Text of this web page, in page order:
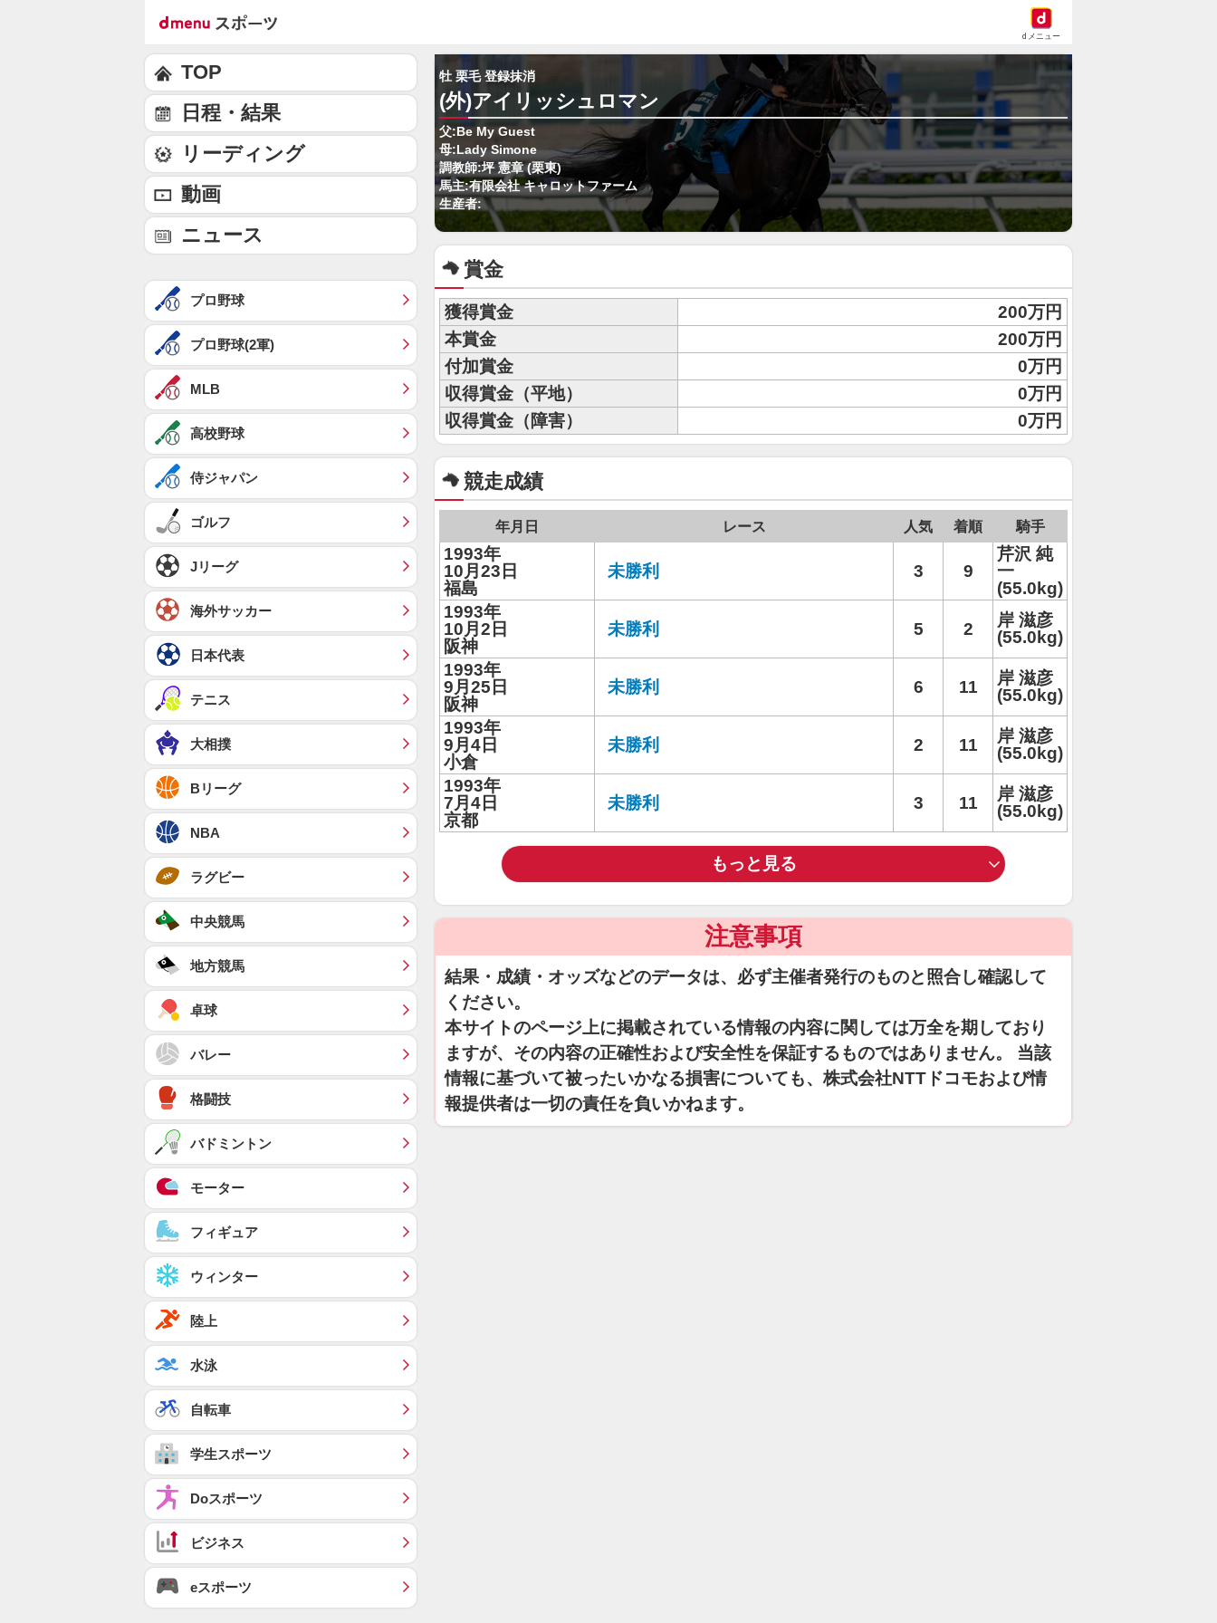
dメニュー
牡 栗毛 登録抹消
(外)アイリッシュロマン
父:Be My Guest
母:Lady Simone
調教師:坪 憲章 (栗東)
馬主:有限会社 キャロットファーム
生産者:
賞金
獲得賞金
200万円
本賞金
200万円
付加賞金
0万円
収得賞金（平地）
0万円
収得賞金（障害）
0万円
競走成績
年月日 レース 人気 着順 騎手
1993年
10月23日
福島
未勝利 3 9
芹沢 純
一
(55.0kg)
1993年
10月2日
阪神
未勝利 5 2
岸 滋彦
(55.0kg)
1993年
9月25日
阪神
未勝利 6 11
岸 滋彦
(55.0kg)
1993年
9月4日
小倉
未勝利 2 11
岸 滋彦
(55.0kg)
1993年
7月4日
京都
未勝利 3 11
岸 滋彦
(55.0kg)
もっと見る
注意事項
結果・成績・オッズなどのデータは、必ず主催者発行のものと照合し確認して
ください。
本サイトのページ上に掲載されている情報の内容に関しては万全を期しており
ますが、その内容の正確性および安全性を保証するものではありません。 当該
情報に基づいて被ったいかなる損害についても、株式会社NTTドコモおよび情
報提供者は一切の責任を負いかねます。
TOP
日程・結果
リーディング
動画
ニュース
プロ野球
プロ野球(2軍)
MLB
高校野球
侍ジャパン
ゴルフ
Jリーグ
海外サッカー
日本代表
テニス
大相撲
Bリーグ
NBA
ラグビー
中央競馬
地方競馬
卓球
バレー
格闘技
バドミントン
モーター
フィギュア
ウィンター
陸上
水泳
自転車
学生スポーツ
Doスポーツ
ビジネス
eスポーツ